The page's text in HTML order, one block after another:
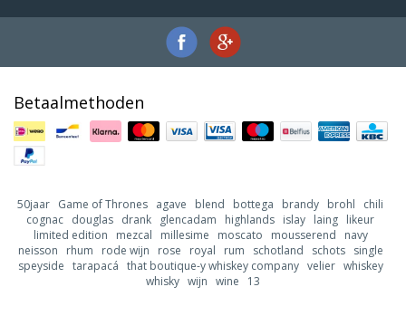
Betaalmethoden
50jaar Game of Thrones agave blend bottega brandy brohl
chili
cognac douglas drank glencadam highlands islay laing likeur
limited edition
mezcal millesime moscato mousserend
navy
neisson
rhum rode wijn rose royal rum schotland schots
single
speyside tarapacá that boutique-y whiskey company velier whiskey
whisky wijn wine 13